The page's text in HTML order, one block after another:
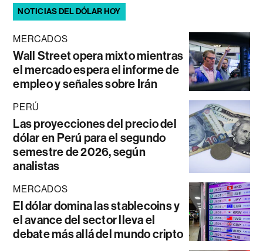
NOTICIAS DEL DÓLAR HOY
MERCADOS
Wall Street opera mixto mientras
el mercado espera el informe de
empleo y señales sobre Irán
PERÚ
Las proyecciones del precio del
dólar en Perú para el segundo
semestre de 2026, según
analistas
MERCADOS
El dólar domina las stablecoins y
el avance del sector lleva el
debate más allá del mundo cripto